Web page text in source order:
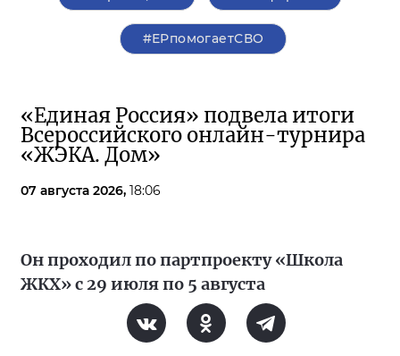
#ЕРпомогаетСВО
«Единая Россия» подвела итоги
Всероссийского онлайн-турнира
«ЖЭКА. Дом»
07 августа 2026, 18:06
Он проходил по партпроекту «Школа
ЖКХ» с 29 июля по 5 августа